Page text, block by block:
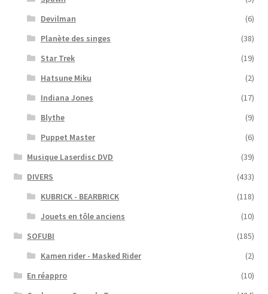
Devilman
(6)
Planète des singes
(38)
Star Trek
(19)
Hatsune Miku
(2)
Indiana Jones
(17)
Blythe
(9)
Puppet Master
(6)
Musique Laserdisc DVD
(39)
DIVERS
(433)
KUBRICK - BEARBRICK
(118)
Jouets en tôle anciens
(10)
SOFUBI
(185)
Kamen rider - Masked Rider
(2)
En réappro
(10)